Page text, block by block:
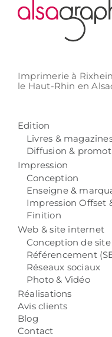
Imprimerie à
le Haut-Rhin en
Edition
Livres &
Diffusion &
Impression
Conception
Enseigne &
Impression Offset
Finition
Web & site internet
Conception de site
Référencement
Réseaux sociaux
Photo & Vidéo
Réalisations
Avis clients
Blog
Contact